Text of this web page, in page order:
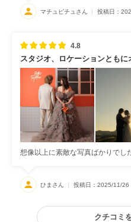
合いになったものをくださりどち
マチュピチュさん 投稿日：
4.8
スタジオ、ロケーションともに
想像以上に素敵な写真ばかりでし
ひまさん 投稿日：2025/11/26
クチコミ